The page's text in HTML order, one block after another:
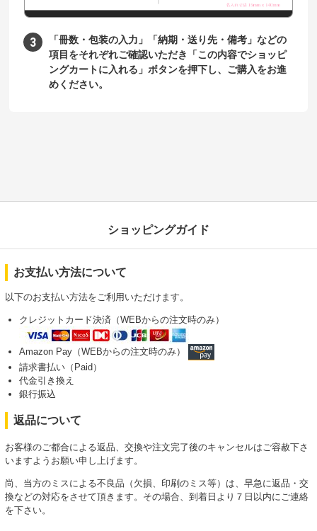
「冊数・包装の入力」「納期・送り先・備考」などの
項目をそれぞれご確認いただき「この内容でショッピ
ングカートに入れる」ボタンを押下し、ご購入をお進
めください。
ショッピングガイド
お支払い方法について
以下のお支払い方法をご利用いただけます。
クレジットカード決済（WEBからの注文時のみ）
Amazon Pay（WEBからの注文時のみ）
請求書払い（Paid）
代金引き換え
銀行振込
返品について
お客様のご都合による返品、交換や注文完了後のキャンセルはご容赦下さ
いますようお願い申し上げます。
尚、当方のミスによる不良品（欠損、印刷のミス等）は、早急に返品・交
換などの対応をさせて頂きます。その場合、到着日より７日以内にご連絡
を下さい。